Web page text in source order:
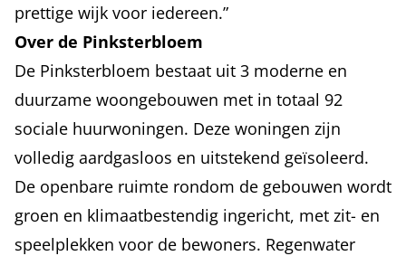
prettige wijk voor iedereen.”
Over de Pinksterbloem
De Pinksterbloem bestaat uit 3 moderne en
duurzame woongebouwen met in totaal 92
sociale huurwoningen. Deze woningen zijn
volledig aardgasloos en uitstekend geïsoleerd.
De openbare ruimte rondom de gebouwen wordt
groen en klimaatbestendig ingericht, met zit- en
speelplekken voor de bewoners. Regenwater